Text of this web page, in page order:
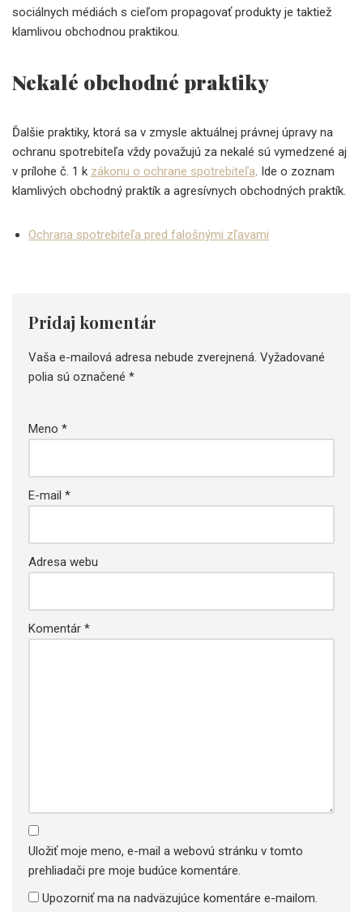
sociálnych médiách s cieľom propagovať produkty je taktiež
klamlivou obchodnou praktikou.
Nekalé obchodné praktiky
Ďalšie praktiky, ktorá sa v zmysle aktuálnej právnej úpravy na
ochranu spotrebiteľa vždy považujú za nekalé sú vymedzené aj
v prílohe č. 1 k zákonu o ochrane spotrebiteľa. Ide o zoznam
klamlivých obchodný praktík a agresívnych obchodných praktík.
Ochrana spotrebiteľa pred falošnými zľavami
Pridaj komentár
Vaša e-mailová adresa nebude zverejnená. Vyžadované
polia sú označené *
Meno *
E-mail *
Adresa webu
Komentár *
Uložiť moje meno, e-mail a webovú stránku v tomto
prehliadači pre moje budúce komentáre.
Upozorniť ma na nadväzujúce komentáre e-mailom.